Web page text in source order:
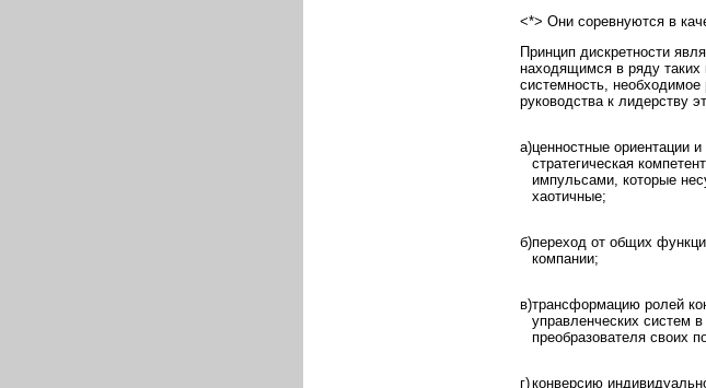
<*> Они соревнуются в
Принцип дискретности
находящимся в ряду таких
системность,
руководства к лидерству
а)ценностные ориентации и
стратегическая
импульсами, которые
хаотичные;
б)переход от общих
компании;
в)трансформацию ролей
управленческих систем
преобразователя своих
г)конверсию